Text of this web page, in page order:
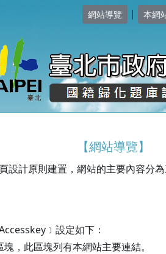
網站導覽 | 本網
【網站導覽】
設計原則建置，網站的主要內容分為
設定如下：
，此區塊列有本網站主要連結。